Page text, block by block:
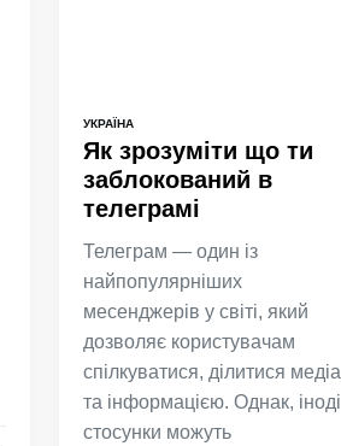
УКРАЇНА
Як зрозуміти що ти
заблокований в
телеграмі
Телеграм — один із
найпопулярніших
месенджерів у світі, який
дозволяє користувачам
спілкуватися, ділитися медіа
та інформацією. Однак, іноді
стосунки можуть